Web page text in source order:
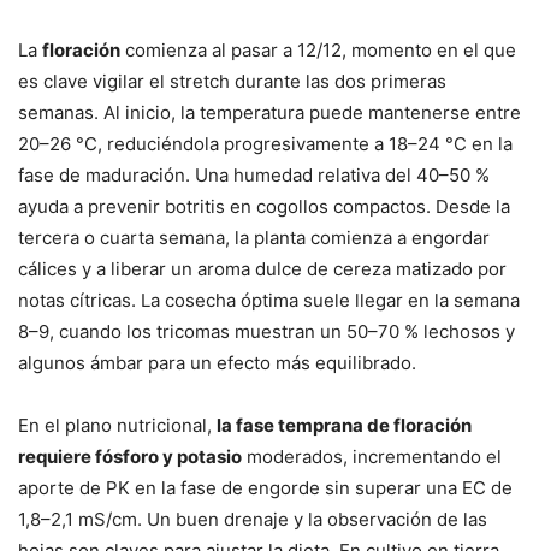
La floración comienza al pasar a 12/12, momento en el que
es clave vigilar el stretch durante las dos primeras
semanas. Al inicio, la temperatura puede mantenerse entre
20–26 °C, reduciéndola progresivamente a 18–24 °C en la
fase de maduración. Una humedad relativa del 40–50 %
ayuda a prevenir botritis en cogollos compactos. Desde la
tercera o cuarta semana, la planta comienza a engordar
cálices y a liberar un aroma dulce de cereza matizado por
notas cítricas. La cosecha óptima suele llegar en la semana
8–9, cuando los tricomas muestran un 50–70 % lechosos y
algunos ámbar para un efecto más equilibrado.
En el plano nutricional, la fase temprana de floración
requiere fósforo y potasio moderados, incrementando el
aporte de PK en la fase de engorde sin superar una EC de
1,8–2,1 mS/cm. Un buen drenaje y la observación de las